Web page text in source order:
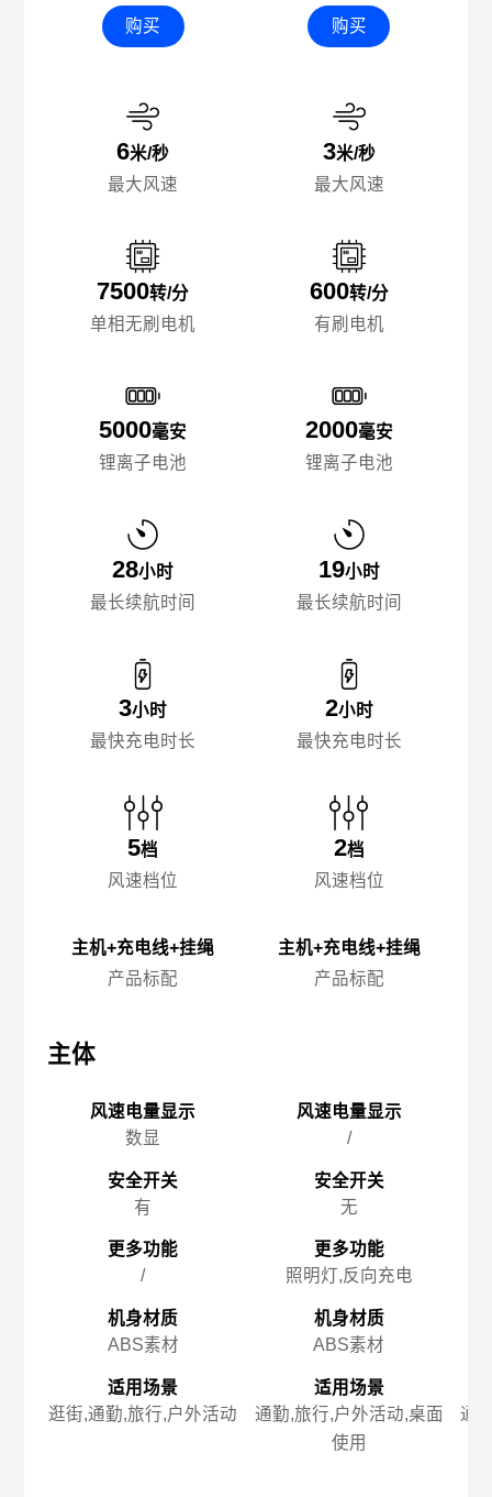
购买
6米/秒
最大风速
7500转/分
单相无刷电机
5000毫安
锂离子电池
28小时
最长续航时间
3小时
最快充电时长
5档
风速档位
主机+充电线+挂绳
产品标配
主体
风速电量显示
数显
安全开关
有
更多功能
/
机身材质
ABS素材
适用场景
逛街,通勤,旅行,户外活动
购买
3米/秒
最大风速
600转/分
有刷电机
2000毫安
锂离子电池
19小时
最长续航时间
2小时
最快充电时长
2档
风速档位
主机+充电线+挂绳
产品标配
风速电量显示
/
安全开关
无
更多功能
照明灯,反向充电
机身材质
ABS素材
适用场景
通勤,旅行,户外活动,桌面
使用
通